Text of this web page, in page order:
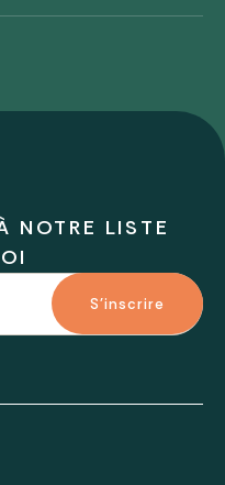
NOTRE LISTE
S'inscrire